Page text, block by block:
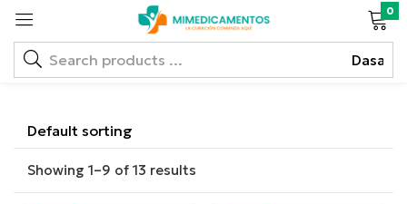
0
Showing 1–9 of 13 results